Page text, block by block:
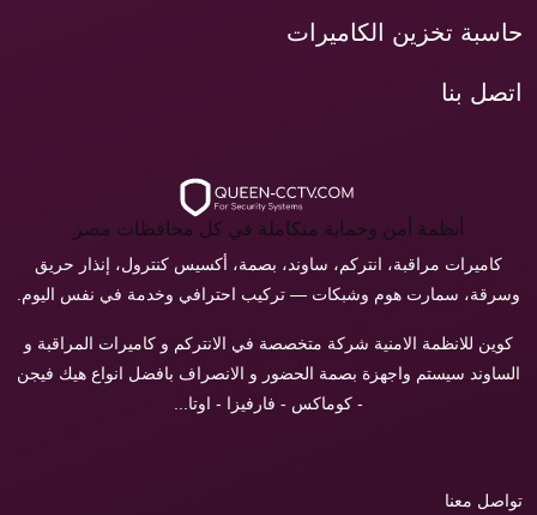
حاسبة تخزين الكاميرات
اتصل بنا
أنظمة أمن وحماية متكاملة في كل محافظات مصر
كاميرات مراقبة، انتركم، ساوند، بصمة، أكسيس كنترول، إنذار حريق
وسرقة، سمارت هوم وشبكات — تركيب احترافي وخدمة في نفس اليوم.
كوين للانظمة الامنية شركة متخصصة في الانتركم و كاميرات المراقبة و
الساوند سيستم واجهزة بصمة الحضور و الانصراف بافضل انواع هيك فيجن
- كوماكس - فارفيزا - اوتا...
تواصل معنا